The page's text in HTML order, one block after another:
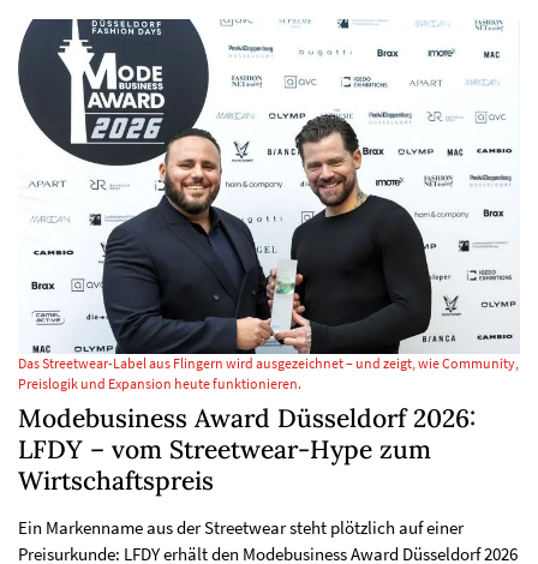
Das Streetwear-Label aus Flingern wird ausgezeichnet – und zeigt, wie Community,
Preislogik und Expansion heute funktionieren.
Modebusiness Award Düsseldorf 2026:
LFDY – vom Streetwear-Hype zum
Wirtschaftspreis
Ein Markenname aus der Streetwear steht plötzlich auf einer
Preisurkunde: LFDY erhält den Modebusiness Award Düsseldorf 2026